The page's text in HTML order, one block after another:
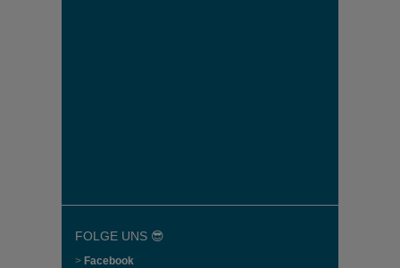
FOLGE UNS 😎
> Facebook